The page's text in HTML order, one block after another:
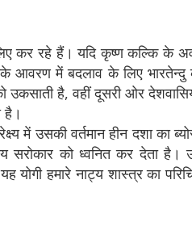
लिए कर रहे हैं। यदि कृष्ण कल्कि के
में बदलाव के लिए भारतेन्दु
है, वहीं दूसरी ओर
है।
में उसकी वर्तमान हीन दशा का
सरोकार को ध्वनित कर देता
हमारे नाट्य शास्त्र का